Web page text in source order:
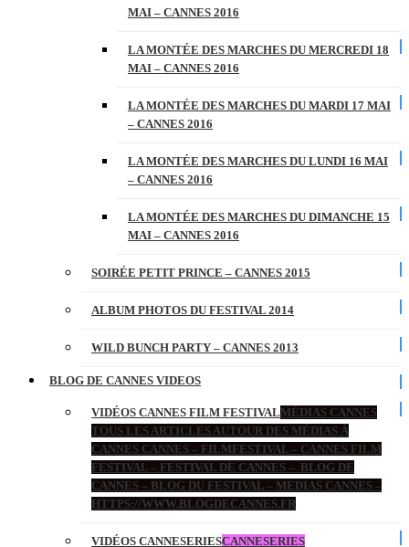
MAI – CANNES 2016
LA MONTÉE DES MARCHES DU MERCREDI 18
MAI – CANNES 2016
LA MONTÉE DES MARCHES DU MARDI 17 MAI
– CANNES 2016
LA MONTÉE DES MARCHES DU LUNDI 16 MAI
– CANNES 2016
LA MONTÉE DES MARCHES DU DIMANCHE 15
MAI – CANNES 2016
SOIRÉE PETIT PRINCE – CANNES 2015
ALBUM PHOTOS DU FESTIVAL 2014
WILD BUNCH PARTY – CANNES 2013
BLOG DE CANNES VIDEOS
VIDÉOS CANNES FILM FESTIVALMÉDIAS CANNES
TOUS LES ARTICLES AUTOUR DES MÉDIAS À
CANNES CANNES – FILMFESTIVAL – CANNES FILM
FESTIVAL – FESTIVAL DE CANNES – BLOG DE
CANNES – BLOG DU FESTIVAL – MEDIAS CANNES –
HTTPS://WWW.BLOGDECANNES.FR
VIDÉOS CANNESERIESCANNESERIES